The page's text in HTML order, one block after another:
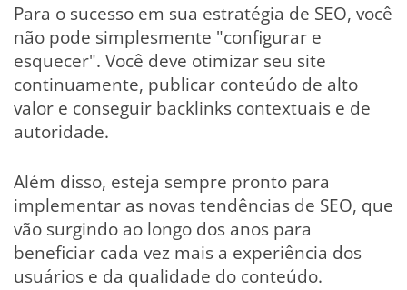
Para o sucesso em sua estratégia de SEO, você
não pode simplesmente "configurar e
esquecer". Você deve otimizar seu site
continuamente, publicar conteúdo de alto
valor e conseguir backlinks contextuais e de
autoridade.
Além disso, esteja sempre pronto para
implementar as novas tendências de SEO, que
vão surgindo ao longo dos anos para
beneficiar cada vez mais a experiência dos
usuários e da qualidade do conteúdo.